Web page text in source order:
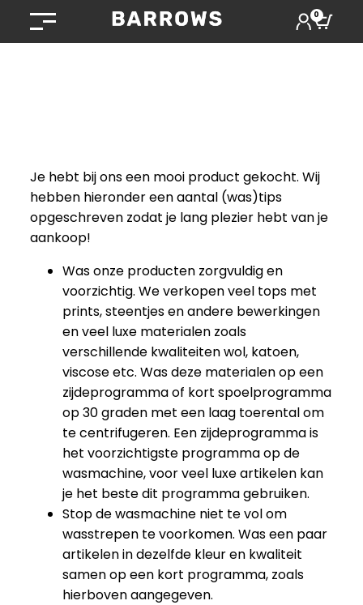
0
Je hebt bij ons een mooi product gekocht. Wij
hebben hieronder een aantal (was)tips
opgeschreven zodat je lang plezier hebt van je
aankoop!
Was onze producten zorgvuldig en
voorzichtig. We verkopen veel tops met
prints, steentjes en andere bewerkingen
en veel luxe materialen zoals
verschillende kwaliteiten wol, katoen,
viscose etc. Was deze materialen op een
zijdeprogramma of kort spoelprogramma
op 30 graden met een laag toerental om
te centrifugeren. Een zijdeprogramma is
het voorzichtigste programma op de
wasmachine, voor veel luxe artikelen kan
je het beste dit programma gebruiken.
Stop de wasmachine niet te vol om
wasstrepen te voorkomen. Was een paar
artikelen in dezelfde kleur en kwaliteit
samen op een kort programma, zoals
hierboven aangegeven.